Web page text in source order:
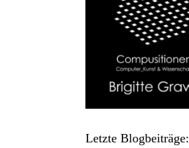
Letzte Blogbeiträge: